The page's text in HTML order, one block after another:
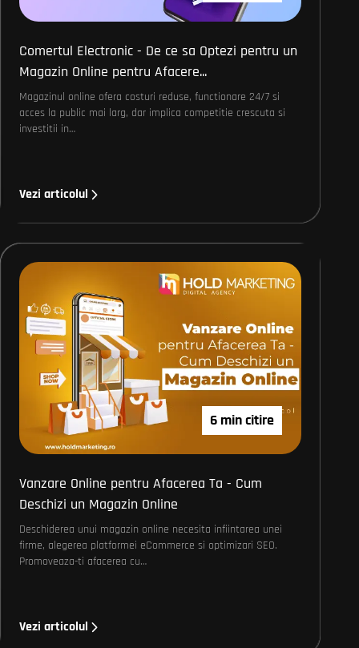
Comertul Electronic - De ce sa Optezi pentru un
Magazin Online pentru Afacere...
Magazinul online ofera costuri reduse, functionare 24/7 si
acces la public mai larg, dar implica competitie crescuta si
investitii in…
Vezi articolul
6 min citire
Vanzare Online pentru Afacerea Ta - Cum
Deschizi un Magazin Online
Deschiderea unui magazin online necesita infiintarea unei
firme, alegerea platformei eCommerce si optimizari SEO.
Promoveaza-ti afacerea cu…
Vezi articolul